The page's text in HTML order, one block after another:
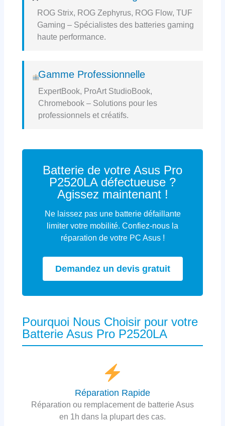
ROG Strix, ROG Zephyrus, ROG Flow, TUF
Gaming – Spécialistes des batteries gaming
haute performance.
Gamme Professionnelle
ExpertBook, ProArt StudioBook,
Chromebook – Solutions pour les
professionnels et créatifs.
Batterie de votre Asus Pro
P2520LA défectueuse ?
Agissez maintenant !
Ne laissez pas une batterie défaillante
limiter votre mobilité. Confiez-nous la
réparation de votre PC Asus !
Demandez un devis gratuit
Pourquoi Nous Choisir pour votre
Batterie Asus Pro P2520LA
Réparation Rapide
Réparation ou remplacement de batterie Asus
en 1h dans la plupart des cas.